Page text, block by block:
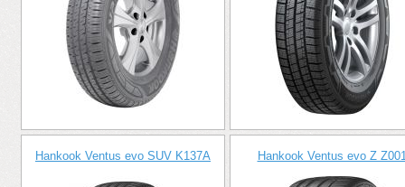
Hankook Ventus evo SUV K137A Hankook Ventus evo Z